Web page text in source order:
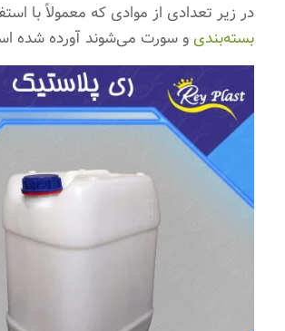
در زیر تعدادی از موادی که معمولاً با
بسته‌بندیو سورت می‌شوند آورده شده